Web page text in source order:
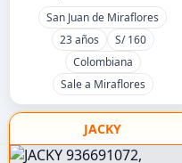
San Juan de Miraflores
23 años
S/ 160
Colombiana
Sale a Miraflores
JACKY